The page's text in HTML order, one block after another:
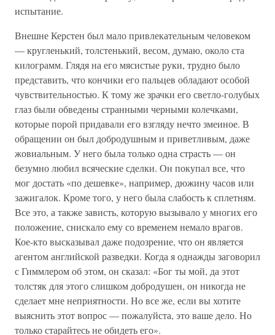
испытание.
Внешне Керстен был мало привлекательным человеком
— кругленький, толстенький, весом, думаю, около ста
килограмм. Глядя на его мясистые руки, трудно было
представить, что кончики его пальцев обладают особой
чувствительностью. К тому же зрачки его светло-голубых
глаз были обведены странными черными колечками,
которые порой придавали его взгляду нечто змеиное. В
обращении он был добродушным и приветливым, даже
жовиальным. У него была только одна страсть — он
безумно любил всяческие сделки. Он покупал все, что
мог достать «по дешевке», например, дюжину часов или
зажигалок. Кроме того, у него была слабость к сплетням.
Все это, а также зависть, которую вызывало у многих его
положение, снискало ему со временем немало врагов.
Кое-кто высказывал даже подозрение, что он является
агентом английской разведки. Когда я однажды заговорил
с Гиммлером об этом, он сказал: «Бог ты мой, да этот
толстяк для этого слишком добродушен, он никогда не
сделает мне неприятности. Но все же, если вы хотите
выяснить этот вопрос — пожалуйста, это ваше дело. Но
только старайтесь не обидеть его».